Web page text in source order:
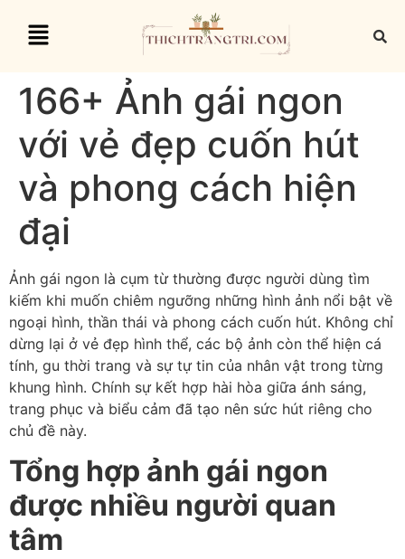
166+ Ảnh gái ngon
với vẻ đẹp cuốn hút
và phong cách hiện
đại
Ảnh gái ngon là cụm từ thường được người dùng tìm
kiếm khi muốn chiêm ngưỡng những hình ảnh nổi bật về
ngoại hình, thần thái và phong cách cuốn hút. Không chỉ
dừng lại ở vẻ đẹp hình thể, các bộ ảnh còn thể hiện cá
tính, gu thời trang và sự tự tin của nhân vật trong từng
khung hình. Chính sự kết hợp hài hòa giữa ánh sáng,
trang phục và biểu cảm đã tạo nên sức hút riêng cho
chủ đề này.
Tổng hợp ảnh gái ngon
được nhiều người quan
tâm